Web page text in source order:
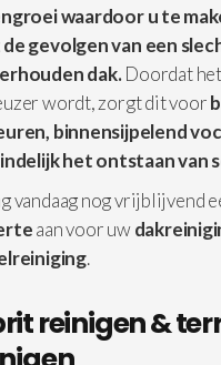
waardoor u te
gevolgen van een
dak.Doordat
wordt, zorgt dit voor
binnensijpelend
het ontstaan van
vandaag nog vrijblijvend
aan voor uw
.
reinigen &